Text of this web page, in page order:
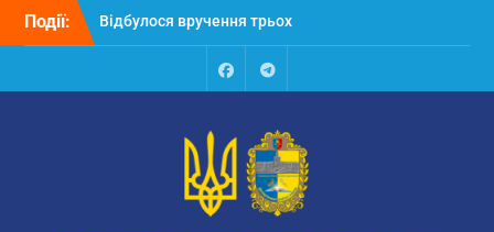
Перейти
Події:
Відбулося вручення трьох
автобусів для потреб
Відбулося засідання
освіти та науки обласної
державної адміністрації
Відбулась обласна
FacebookTalegram